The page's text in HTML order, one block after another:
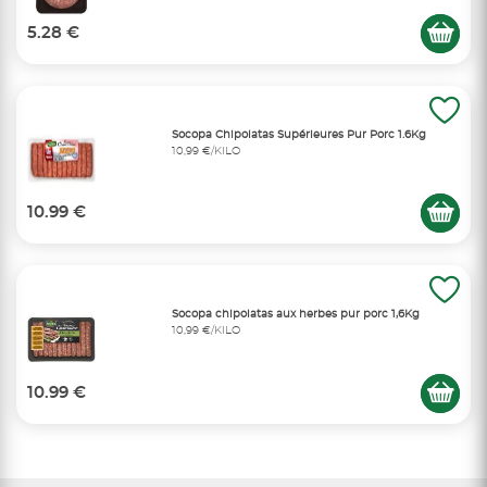
5.28 €
Socopa Chipolatas Supérieures Pur Porc 1.6Kg
10,99 €/KILO
10.99 €
Socopa chipolatas aux herbes pur porc 1,6Kg
10,99 €/KILO
10.99 €